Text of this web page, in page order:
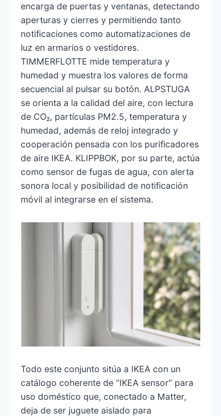
encarga de puertas y ventanas, detectando
aperturas y cierres y permitiendo tanto
notificaciones como automatizaciones de
luz en armarios o vestidores.
TIMMERFLOTTE mide temperatura y
humedad y muestra los valores de forma
secuencial al pulsar su botón. ALPSTUGA
se orienta a la calidad del aire, con lectura
de CO₂, partículas PM2.5, temperatura y
humedad, además de reloj integrado y
cooperación pensada con los purificadores
de aire IKEA. KLIPPBOK, por su parte, actúa
como sensor de fugas de agua, con alerta
sonora local y posibilidad de notificación
móvil al integrarse en el sistema.
Todo este conjunto sitúa a IKEA con un
catálogo coherente de “IKEA sensor” para
uso doméstico que, conectado a Matter,
deja de ser juguete aislado para